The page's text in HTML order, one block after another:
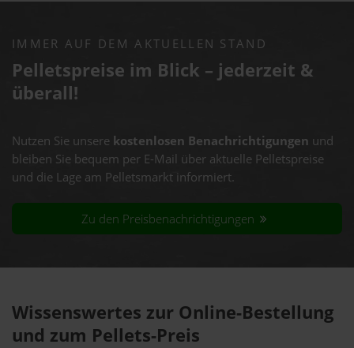
IMMER AUF DEM AKTUELLEN STAND
Pelletspreise im Blick – jederzeit &
überall!
Nutzen Sie unsere kostenlosen Benachrichtigungen und
bleiben Sie bequem per E-Mail über aktuelle Pelletspreise
und die Lage am Pelletsmarkt informiert.
Zu den Preisbenachrichtigungen
Wissenswertes zur Online-Bestellung
und zum Pellets-Preis